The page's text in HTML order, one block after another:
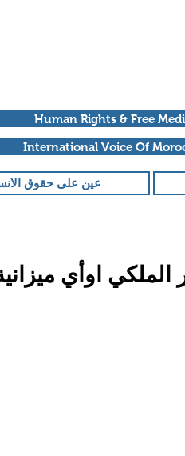
Human Rights & Free
International Voice Of
عين على حقوق
الملكي اوأي